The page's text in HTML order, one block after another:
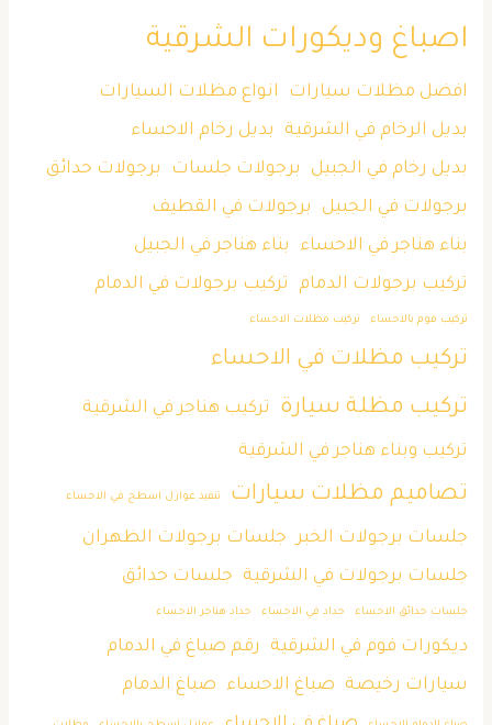
اصباغ وديكورات الشرقية
افضل مظلات سيارات انواع مظلات السيارات
بديل الرخام في الشرقية بديل رخام الاحساء
بديل رخام في الجبيل برجولات جلسات برجولات حدائق
برجولات في الجبيل برجولات في القطيف
بناء هناجر في الاحساء بناء هناجر في الجبيل
تركيب برجولات الدمام تركيب برجولات في الدمام
تركيب فوم بالاحساء تركيب مظلات الاحساء
تركيب مظلات في الاحساء
تركيب مظلة سيارة تركيب هناجر في الشرقية
تركيب وبناء هناجر في الشرقية
تصاميم مظلات سيارات تنفيذ عوازل اسطح في الاحساء
جلسات برجولات الخبر جلسات برجولات الظهران
جلسات برجولات في الشرقية جلسات حدائق
جلسات حدائق الاحساء حداد في الاحساء حداد هناجر الاحساء
ديكورات فوم في الشرقية رقم صباغ في الدمام
سيارات رخيصة صباغ الاحساء صباغ الدمام